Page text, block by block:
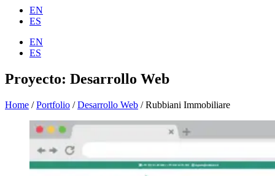
EN
ES
EN
ES
Proyecto: Desarrollo Web
Home /Portfolio /Desarrollo Web /Rubbiani Immobiliare